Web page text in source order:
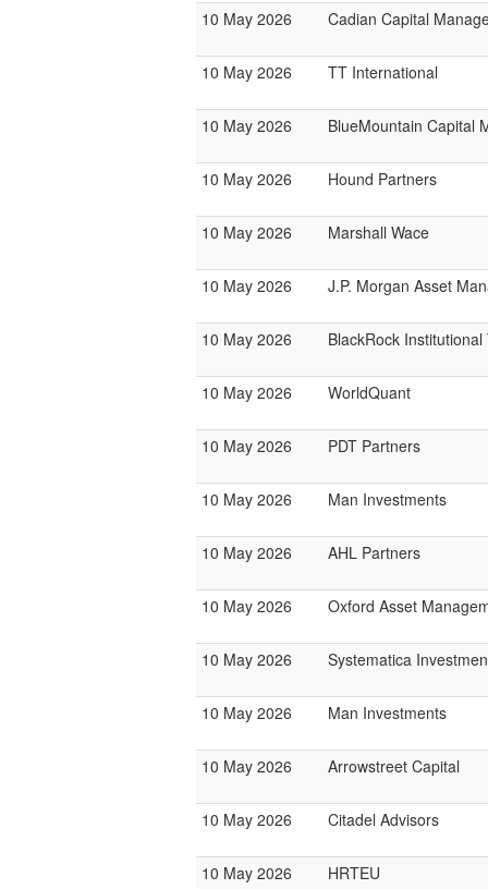
10 May 2026 Cadian Capital
10 May 2026 TT International
10 May 2026 BlueMountain Capital
10 May 2026 Hound Partners
10 May 2026 Marshall Wace
10 May 2026 J.P. Morgan Asset
10 May 2026 BlackRock
10 May 2026 WorldQuant
10 May 2026 PDT Partners
10 May 2026 Man Investments
10 May 2026 AHL Partners
10 May 2026 Oxford Asset
10 May 2026 Systematica
10 May 2026 Man Investments
10 May 2026 Arrowstreet Capital
10 May 2026 Citadel Advisors
10 May 2026 HRTEU